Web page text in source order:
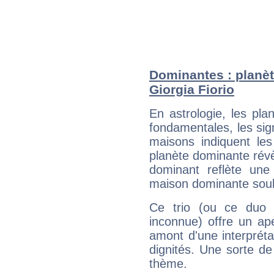
Dominantes :
Giorgia Fiorio
En astrologie, les
fondamentales, les
maisons indiquent
planète dominante
dominant reflète
maison dominante
Ce trio (ou ce duo
inconnue) offre un
amont d'une
dignités. Une sorte
thème.